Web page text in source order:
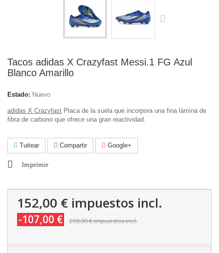
Tacos adidas X Crazyfast Messi.1 FG Azul
Blanco Amarillo
Estado: Nuevo
adidas X Crazyfast Placa de la suela que incorpora una fina lámina de
fibra de carbono que ofrece una gran reactividad.
Tuitear Compartir Google+
Imprimir
152,00 € impuestos incl.
-107,00 € 259,00 €impuestos incl.